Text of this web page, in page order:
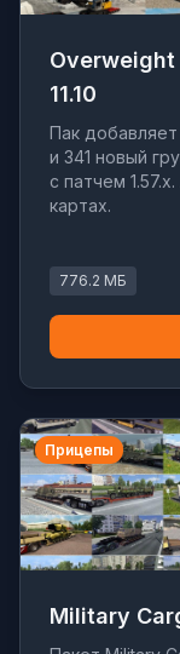
Overweight
11.10
Пак
и 341 новый
с патчем
картах.
776.2 МБ
Прицепы
Military